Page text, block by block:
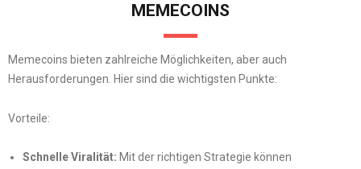
MEMECOINS
Memecoins bieten zahlreiche Möglichkeiten, aber auch
Herausforderungen. Hier sind die wichtigsten Punkte:
Vorteile:
Schnelle Viralität: Mit der richtigen Strategie können